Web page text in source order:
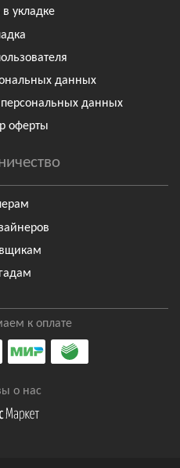
укладке
данных
персональных данных
оферты
к оплате
о нас